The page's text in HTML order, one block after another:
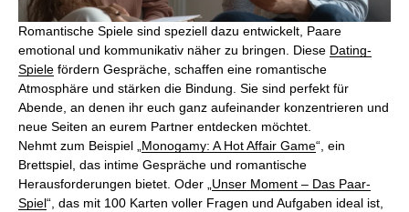
Romantische Spiele sind speziell dazu entwickelt, Paare
emotional und kommunikativ näher zu bringen. Diese Dating-
Spiele fördern Gespräche, schaffen eine romantische
Atmosphäre und stärken die Bindung. Sie sind perfekt für
Abende, an denen ihr euch ganz aufeinander konzentrieren und
neue Seiten an eurem Partner entdecken möchtet.
Nehmt zum Beispiel „ Monogamy: A Hot Affair Game“, ein
Brettspiel, das intime Gespräche und romantische
Herausforderungen bietet. Oder „ Unser Moment – Das Paar-
Spiel“, das mit 100 Karten voller Fragen und Aufgaben ideal ist,